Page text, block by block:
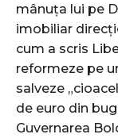
mânuța lui pe
imobiliar
cum a scris
reformeze pe
salveze
de euro din
Guvernarea